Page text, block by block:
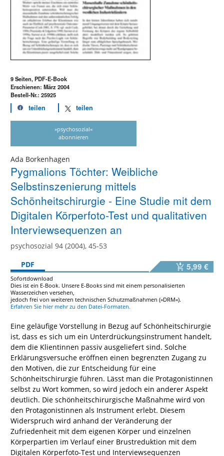
9 Seiten, PDF-E-Book
Erschienen: März 2004
Bestell-Nr.: 25925
teilen teilen
»psychosozial«
abonnieren
Ada Borkenhagen
Pygmalions Töchter: Weibliche
Selbstinszenierung mittels
Schönheitschirurgie - Eine Studie mit dem
Digitalen Körperfoto-Test und qualitativen
Interviewsequenzen an
psychosozial 94 (2004), 45-53
PDF
5,99 €
Sofortdownload
Dies ist ein E-Book. Unsere E-Books sind mit einem personalisierten
Wasserzeichen versehen,
jedoch frei von weiteren technischen Schutzmaßnahmen (»DRM«).
Erfahren Sie hier mehr zu den Datei-Formaten.
Eine geläufige Vorstellung in Bezug auf Schönheitschirurgie
ist, dass es sich um ein Unterdrückungsinstrument handelt,
dem die Klientinnen passiv ausgeliefert sind. Solche
Erklärungsversuche eröffnen einen begrenzten Zugang zu
den Motiven, die zur Entscheidung für eine
Schönheitschirurgie führen. Lässt man die Protagonistinnen
selbst zu Wort kommen, so wird jedoch ein anderer Aspekt
deutlich. Die schönheitschirurgische Maßnahme wird von
den Protagonistinnen als Instrument erlebt. Diesem
Widerspruch wird anhand der Veränderung der
Zufriedenheit mit dem eigenen Körper und einzelnen
Körperpartien im Verlauf einer Brustreduktion mit dem
Digitalen Körperfoto-Test und Interviewsequenzen